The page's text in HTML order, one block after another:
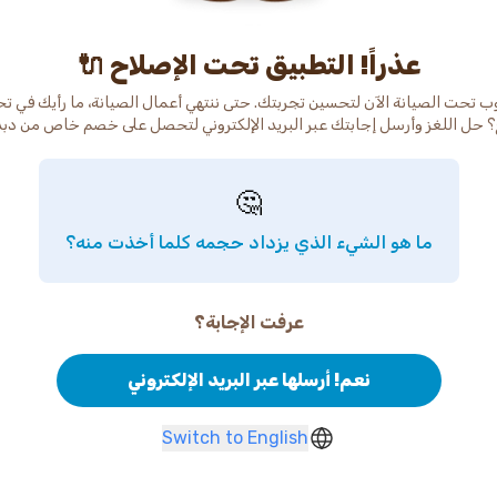
عذراً! التطبيق تحت الإصلاح 🔌
تحت الصيانة الآن لتحسين تجربتك. حتى ننتهي أعمال الصيانة، ما رأيك في
حل اللغز وأرسل إجابتك عبر البريد الإلكتروني لتحصل على خصم خاص من
🤔
ما هو الشيء الذي يزداد حجمه كلما أخذت منه؟
عرفت الإجابة؟
نعم! أرسلها عبر البريد الإلكتروني
Switch to English